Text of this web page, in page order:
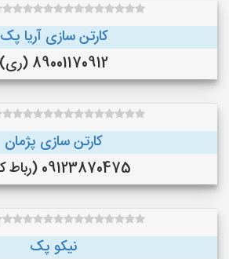
کارتن سازی آریا پک
89001170912 (ری)
کارتن سازی پژمان
09123870475 (رباط کریم)
نیکو پک